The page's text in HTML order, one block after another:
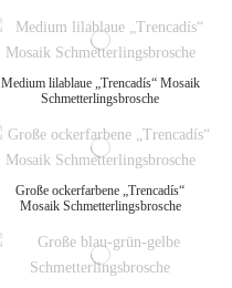
Medium lilablaue „Trencadís“ Mosaik
Schmetterlingsbrosche
Große ockerfarbene „Trencadís“
Mosaik Schmetterlingsbrosche